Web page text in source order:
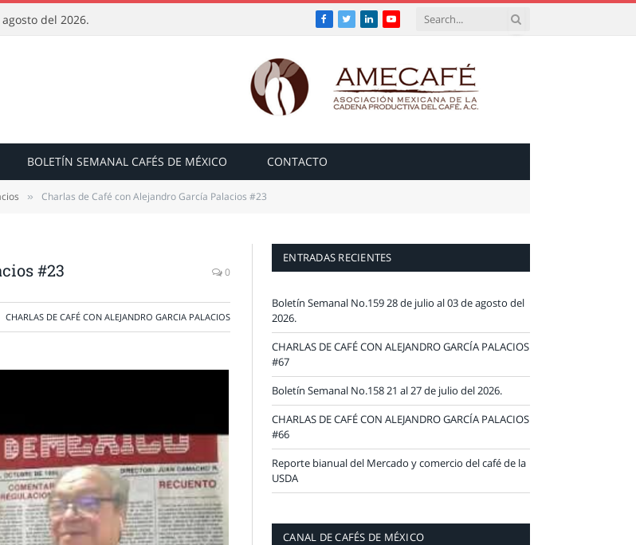
del 2026. Facebook
TwitterLinkedInYouTube
BOLETÍN SEMANAL CAFÉS DE MÉXICO CONTACTO
» Charlas de Café con Alejandro García Palacios #23
#23 0
CHARLAS DE CAFÉ CON ALEJANDRO GARCIA PALACIOS
ENTRADAS RECIENTES
Boletín Semanal No.159 28 de julio al 03 de agosto del
2026.
CHARLAS DE CAFÉ CON ALEJANDRO GARCÍA PALACIOS
#67
Boletín Semanal No.158 21 al 27 de julio del 2026.
CHARLAS DE CAFÉ CON ALEJANDRO GARCÍA PALACIOS
#66
Reporte bianual del Mercado y comercio del café de la
USDA
CANAL DE CAFÉS DE MÉXICO